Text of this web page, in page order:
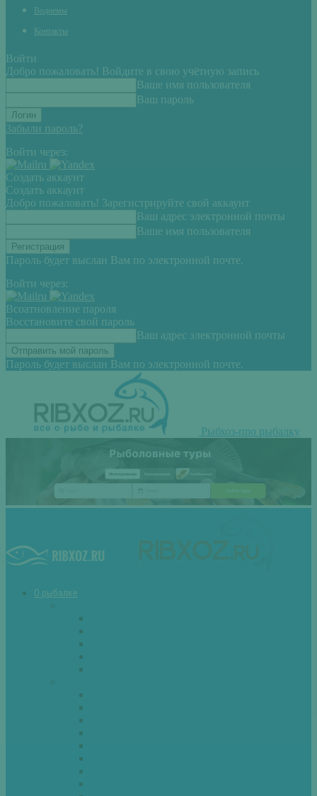
Водоемы
Контакты
Войти
Добро пожаловать! Войдите в свою учётную запись
Ваше имя пользователя
Ваш пароль
Забыли пароль?
Войти через:
Создать аккаунт
Создать аккаунт
Добро пожаловать! Зарегистрируйте свой аккаунт
Ваш адрес электронной почты
Ваше имя пользователя
Пароль будет выслан Вам по электронной почте.
Войти через:
Всоатновление пароля
Восстановите свой пароль
Ваш адрес электронной почты
Пароль будет выслан Вам по электронной почте.
Рыбхоз-про рыбалку
О рыбалке